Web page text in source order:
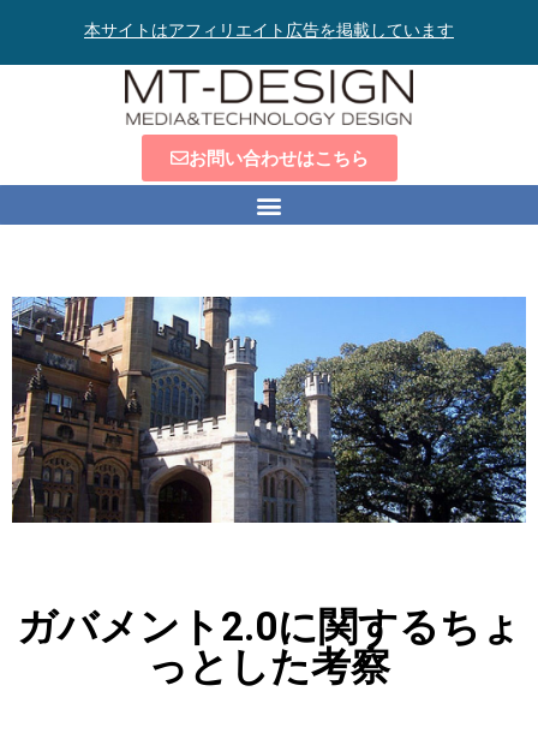
本サイトはアフィリエイト広告を掲載しています
お問い合わせはこちら
ガバメント2.0に関するちょ
っとした考察